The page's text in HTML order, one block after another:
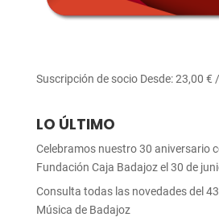
Suscripción de socio Desde:23,00 €
LO ÚLTIMO
Celebramos nuestro 30 aniversario
Fundación Caja Badajoz el 30 de
Consulta todas las novedades del
Música de Badajoz